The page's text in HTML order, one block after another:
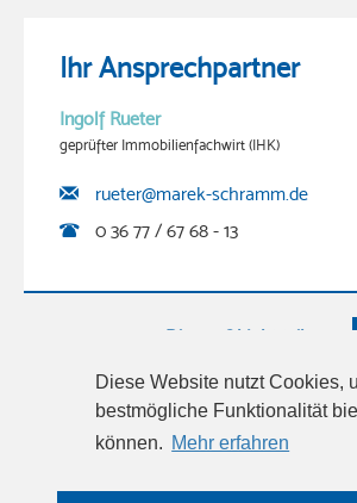
Diese Website nutzt Cookies,
bestmögliche Funktionalität
können. Mehr erfahren
Ihr Ansprechpartner
Ingolf Rueter
geprüfter Immobilienfachwirt (IHK)
rueter@marek-schramm.de
0 36 77 / 67 68 - 13
Dieses Objekt teilen